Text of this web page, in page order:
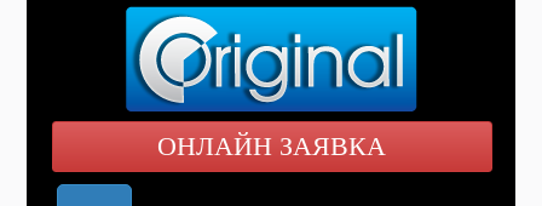
ОНЛАЙН ЗАЯВКА